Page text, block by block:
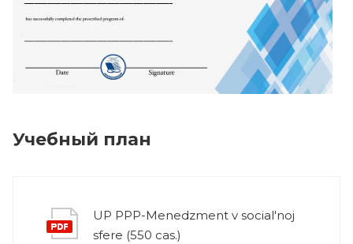
Учебный план
UP PPP-Menedzment v social'noj
sfere (550 cas.)